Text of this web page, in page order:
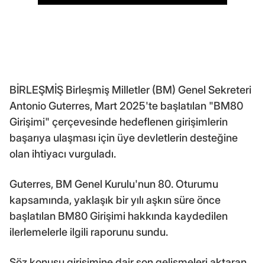
BİRLEŞMİŞ Birleşmiş Milletler (BM) Genel Sekreteri
Antonio Guterres, Mart 2025'te başlatılan "BM80
Girişimi" çerçevesinde hedeflenen girişimlerin
başarıya ulaşması için üye devletlerin desteğine
olan ihtiyacı vurguladı.
Guterres, BM Genel Kurulu'nun 80. Oturumu
kapsamında, yaklaşık bir yılı aşkın süre önce
başlatılan BM80 Girişimi hakkında kaydedilen
ilerlemelerle ilgili raporunu sundu.